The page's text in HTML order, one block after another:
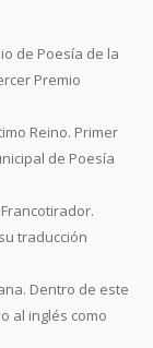
de Poesía de la
Premio
Reino. Primer
de Poesía
traducción
Dentro de este
al inglés como